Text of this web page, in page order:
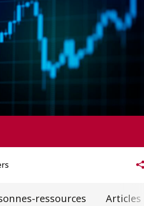
Osler
ressources Articles